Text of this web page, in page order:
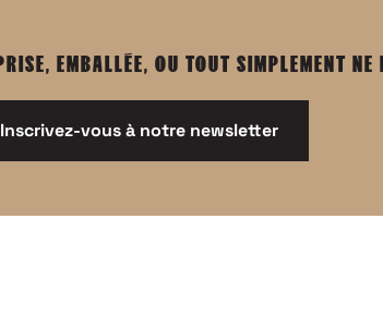
EMBALLÉE, OU TOUT SIMPLEMENT NE
Inscrivez-vous à notre newsletter